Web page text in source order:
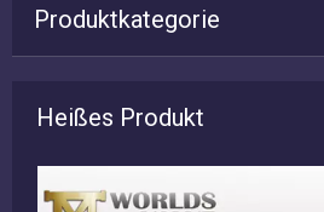
Produktkategorie
Heißes Produkt